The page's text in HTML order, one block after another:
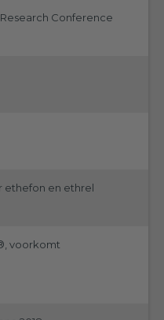
Conference
ethefon en ethrel
voorkomt